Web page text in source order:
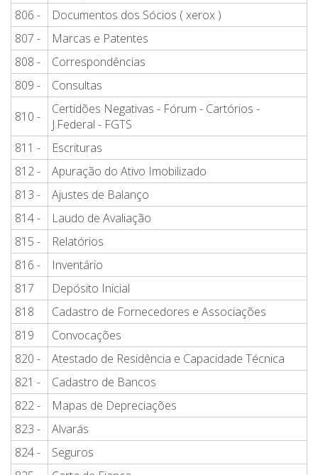
806 -
Documentos dos Sócios ( xerox )
807 -
Marcas e Patentes
808 -
Correspondências
809 -
Consultas
810 -
Certidões Negativas - Fórum - Cartórios -
J.Federal - FGTS
811 -
Escrituras
812 -
Apuração do Ativo Imobilizado
813 -
Ajustes de Balanço
814 -
Laudo de Avaliação
815 -
Relatórios
816 -
Inventário
817
Depósito Inicial
818
Cadastro de Fornecedores e Associações
819
Convocações
820 -
Atestado de Residência e Capacidade Técnica
821 -
Cadastro de Bancos
822 -
Mapas de Depreciações
823 -
Alvarás
824 -
Seguros